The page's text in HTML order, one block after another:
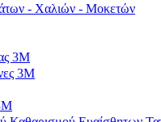
- Χαλιών - Μοκετών
3Μ
3Μ